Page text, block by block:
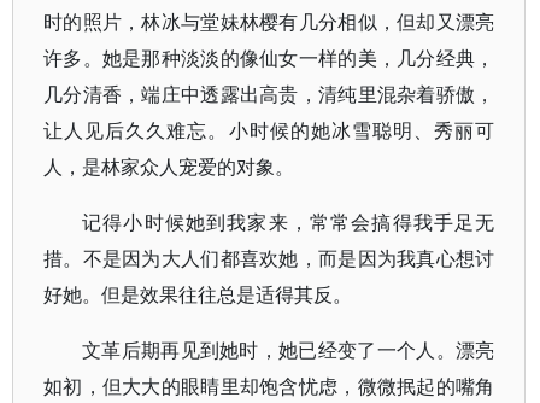
时的照片，林冰与堂妹林樱有几分相似，但却又漂亮
许多。她是那种淡淡的像仙女一样的美，几分经典，
几分清香，端庄中透露出高贵，清纯里混杂着骄傲，
让人见后久久难忘。小时候的她冰雪聪明、秀丽可
人，是林家众人宠爱的对象。
记得小时候她到我家来，常常会搞得我手足无
措。不是因为大人们都喜欢她，而是因为我真心想讨
好她。但是效果往往总是适得其反。
文革后期再见到她时，她已经变了一个人。漂亮
如初，但大大的眼睛里却饱含忧虑，微微抿起的嘴角